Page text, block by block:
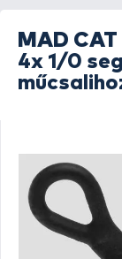
MAD CAT
4x 1/0